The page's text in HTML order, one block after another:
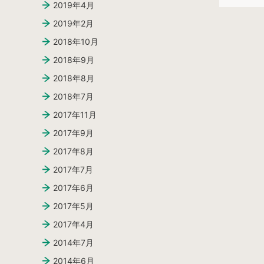
2019年4月
2019年2月
2018年10月
2018年9月
2018年8月
2018年7月
2017年11月
2017年9月
2017年8月
2017年7月
2017年6月
2017年5月
2017年4月
2014年7月
2014年6月